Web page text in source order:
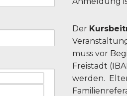
Der
muss vor
Freistadt
werden.